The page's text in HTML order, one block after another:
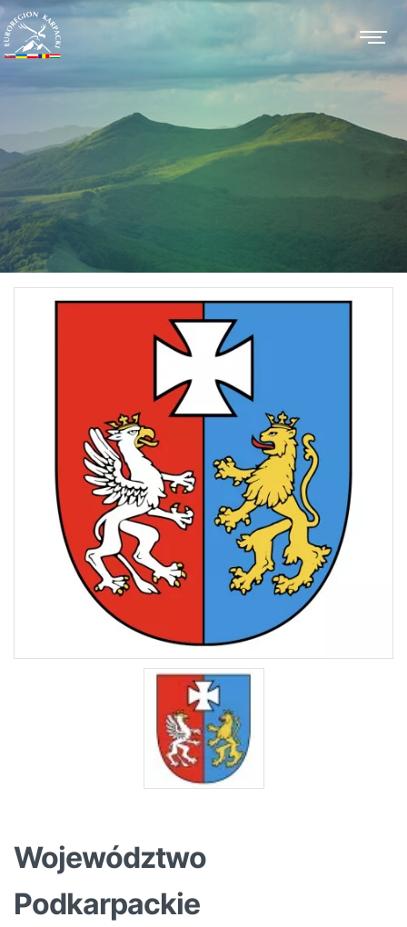
Województwo
Podkarpackie